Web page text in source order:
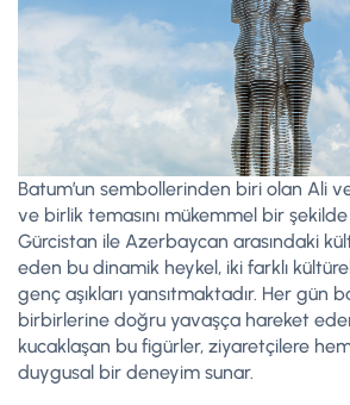
Batum’un sembollerinden biri olan Ali
ve birlik temasını mükemmel bir
Gürcistan ile Azerbaycan arasındaki
eden bu dinamik heykel, iki farklı
genç aşıkları yansıtmaktadır. Her gün
birbirlerine doğru yavaşça hareket
kucaklaşan bu figürler, ziyaretçilere
duygusal bir deneyim sunar.